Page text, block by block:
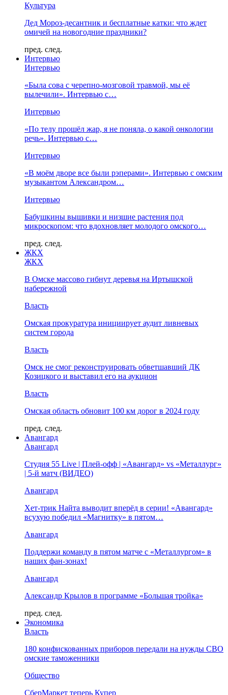
Культура
Дед Мороз-десантник и бесплатные катки: что ждет
омичей на новогодние праздники?
пред. след.
Интервью
Интервью
«Была сова с черепно-мозговой травмой, мы её
вылечили». Интервью с…
Интервью
«По телу прошёл жар, я не поняла, о какой онкологии
речь». Интервью с…
Интервью
«В моём дворе все были рэперами». Интервью с омским
музыкантом Александром…
Интервью
Бабушкины вышивки и низшие растения под
микроскопом: что вдохновляет молодого омского…
пред. след.
ЖКХ
ЖКХ
В Омске массово гибнут деревья на Иртышской
набережной
Власть
Омская прокуратура инициирует аудит ливневых
систем города
Власть
Омск не смог реконструировать обветшавший ДК
Козицкого и выставил его на аукцион
Власть
Омская область обновит 100 км дорог в 2024 году
пред. след.
Авангард
Авангард
Студия 55 Live | Плей-офф | «Авангард» vs «Металлург»
| 5-й матч (ВИДЕО)
Авангард
Хет-трик Найта выводит вперёд в серии! «Авангард»
всухую победил «Магнитку» в пятом…
Авангард
Поддержи команду в пятом матче с «Металлургом» в
наших фан-зонах!
Авангард
Александр Крылов в программе «Большая тройка»
пред. след.
Экономика
Власть
180 конфискованных приборов передали на нужды СВО
омские таможенники
Общество
СберМаркет теперь Купер